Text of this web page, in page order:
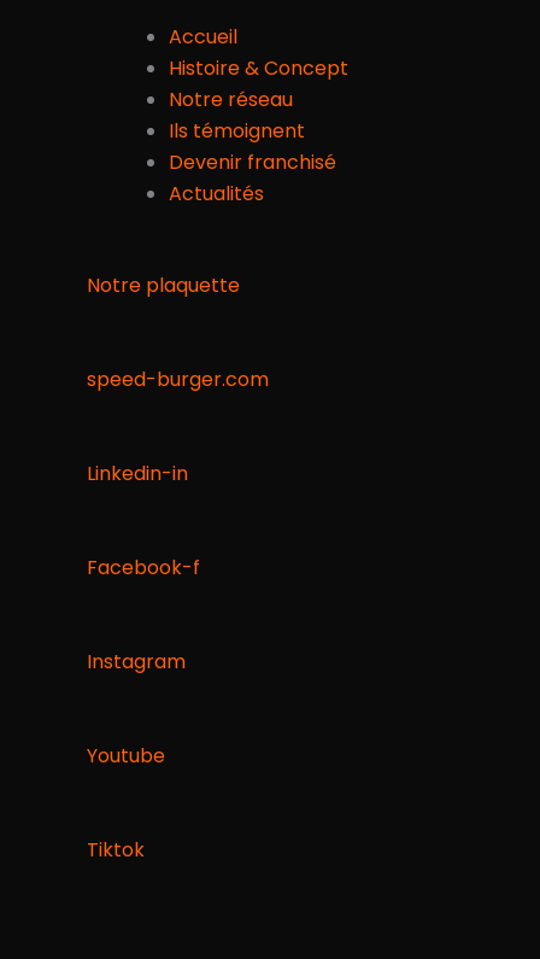
Accueil
Histoire & Concept
Notre réseau
Ils témoignent
Devenir franchisé
Actualités
Notre plaquette
speed-burger.com
Linkedin-in
Facebook-f
Instagram
Youtube
Tiktok